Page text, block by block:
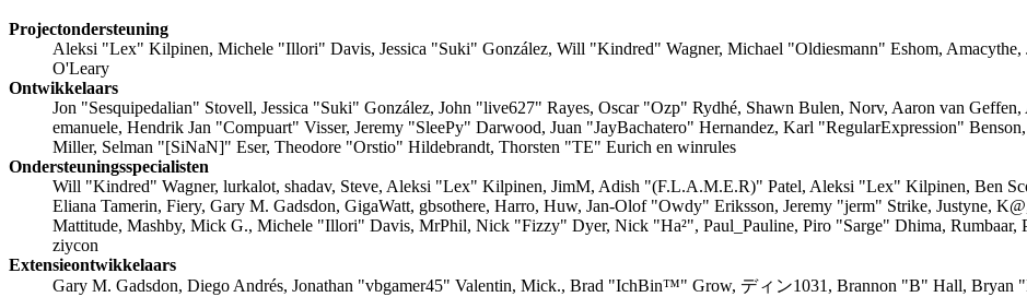
Projectondersteuning
Aleksi "Lex" Kilpinen, Michele "Illori" Davis, Jessica "Suki" González, Will "Kindred" Wagner, Michael "Oldiesmann" Eshom, Amacythe,
O'Leary
Ontwikkelaars
Jon "Sesquipedalian" Stovell, Jessica "Suki" González, John "live627" Rayes, Oscar "Ozp" Rydhé, Shawn Bulen, Norv, Aaron van
emanuele, Hendrik Jan "Compuart" Visser, Jeremy "SleePy" Darwood, Juan "JayBachatero" Hernandez, Karl "RegularExpression"
Miller, Selman "[SiNaN]" Eser, Theodore "Orstio" Hildebrandt, Thorsten "TE" Eurich en winrules
Ondersteuningsspecialisten
Will "Kindred" Wagner, lurkalot, shadav, Steve, Aleksi "Lex" Kilpinen, JimM, Adish "(F.L.A.M.E.R)" Patel, Aleksi "Lex" Kilpinen, Ben
Eliana Tamerin, Fiery, Gary M. Gadsdon, GigaWatt, gbsothere, Harro, Huw, Jan-Olof "Owdy" Eriksson, Jeremy "jerm" Strike, Justyne,
Mattitude, Mashby, Mick G., Michele "Illori" Davis, MrPhil, Nick "Fizzy" Dyer, Nick "Ha²", Paul_Pauline, Piro "Sarge" Dhima, Rumbaar,
ziycon
Extensieontwikkelaars
Gary M. Gadsdon, Diego Andrés, Jonathan "vbgamer45" Valentin, Mick., Brad "IchBin™" Grow, ディン1031, Brannon "B" Hall, Bryan